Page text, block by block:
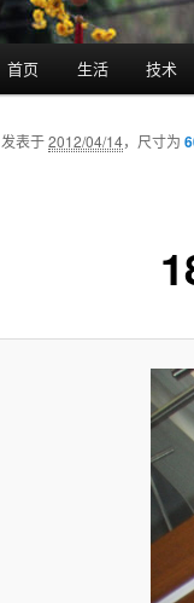
跳至主内容区域
跳至副内容区域
首页 生活 技术
发表于2012/04/14，尺寸为